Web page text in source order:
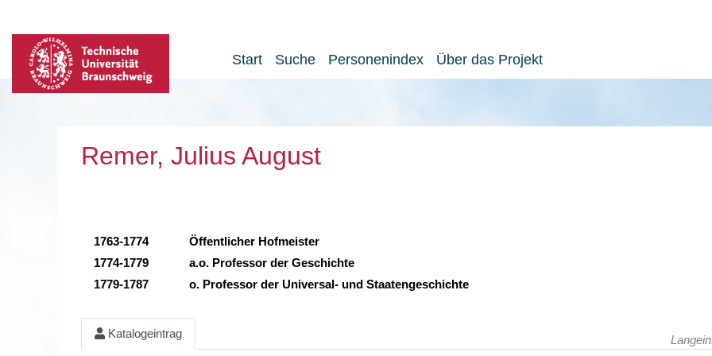
Start Suche Personenindex Über das Projekt
Remer, Julius August
1763-1774
Öffentlicher Hofmeister
1774-1779
a.o. Professor der Geschichte
1779-1787
o. Professor der Universal- und Staatengeschichte
Katalogeintrag